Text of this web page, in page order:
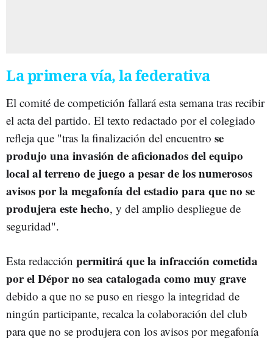
La primera vía, la federativa
El comité de competición fallará esta semana tras recibir
el acta del partido. El texto redactado por el colegiado
refleja que "tras la finalización del encuentro se
produjo una invasión de aficionados del equipo
local al terreno de juego a pesar de los numerosos
avisos por la megafonía del estadio para que no se
produjera este hecho, y del amplio despliegue de
seguridad".
Esta redacción permitirá que la infracción cometida
por el Dépor no sea catalogada como muy grave
debido a que no se puso en riesgo la integridad de
ningún participante, recalca la colaboración del club
para que no se produjera con los avisos por megafonía